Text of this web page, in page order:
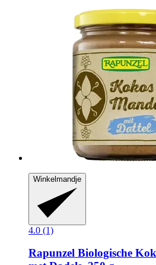
Winkelmandje
4.0 (1)
Rapunzel Biologische